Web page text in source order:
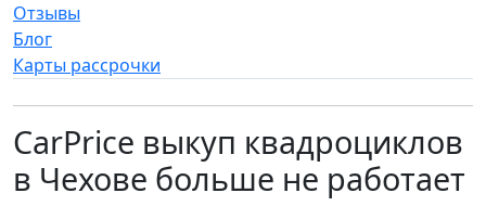
Отзывы
Блог
Карты рассрочки
CarPrice выкуп квадроциклов
в Чехове больше не работает